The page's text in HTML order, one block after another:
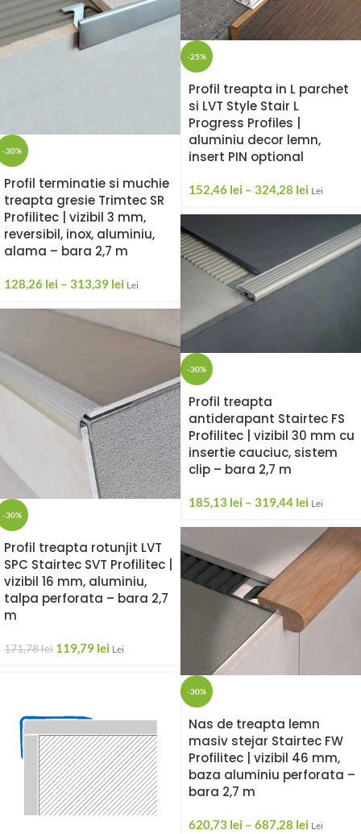
-25%
Profil treapta in L parchet
si LVT Style Stair L
Progress Profiles |
aluminiu decor lemn,
insert PIN optional
152,46 lei – 324,28 lei Lei
-30%
Profil terminatie si muchie
treapta gresie Trimtec SR
Profilitec | vizibil 3 mm,
reversibil, inox, aluminiu,
alama – bara 2,7 m
128,26 lei – 313,39 lei Lei
-30%
Profil treapta
antiderapant Stairtec FS
Profilitec | vizibil 30 mm cu
insertie cauciuc, sistem
clip – bara 2,7 m
185,13 lei – 319,44 lei Lei
-30%
Profil treapta rotunjit LVT
SPC Stairtec SVT Profilitec |
vizibil 16 mm, aluminiu,
talpa perforata – bara 2,7
m
171,78lei 119,79 lei Lei
-30%
Nas de treapta lemn
masiv stejar Stairtec FW
Profilitec | vizibil 46 mm,
baza aluminiu perforata –
bara 2,7 m
620,73 lei – 687,28 lei Lei